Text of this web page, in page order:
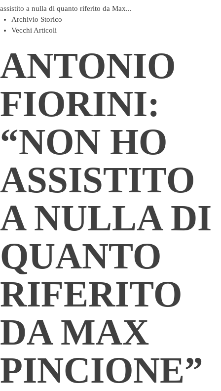
assistito a nulla di quanto riferito da Max...
Archivio Storico
Vecchi Articoli
ANTONIO
FIORINI:
“NON HO
ASSISTITO
A NULLA DI
QUANTO
RIFERITO
DA MAX
PINCIONE”